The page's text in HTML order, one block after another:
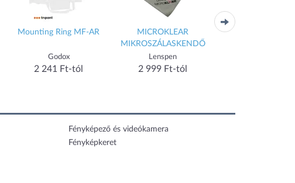
Mounting Ring MF-AR
Godox
2 241 Ft-tól
MICROKLEAR
MIKROSZÁLASKENDŐ
Lenspen
2 999 Ft-tól
AK-S01 Slide Filter
Fényképező és videókamera
Fényképkeret